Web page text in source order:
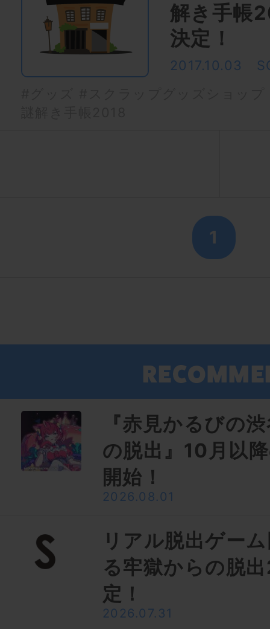
解き手帳
決定！
2017.10.03
1
『赤見かるびの
の脱出』10月以
開始！
2026.08.01
リアル脱出ゲー
る牢獄からの脱
定！
2026.07.31